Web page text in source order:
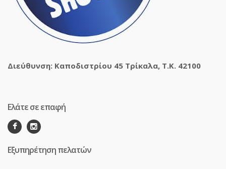
Διεύθυνση: Καποδιστρίου 45 Τρίκαλα, Τ.Κ. 42100
Ελάτε σε επαφή
Εξυπηρέτηση πελατών